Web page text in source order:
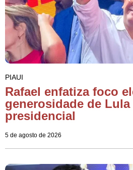
PIAUI
Rafael enfatiza foco
generosidade de
presidencial
5 de agosto de 2026